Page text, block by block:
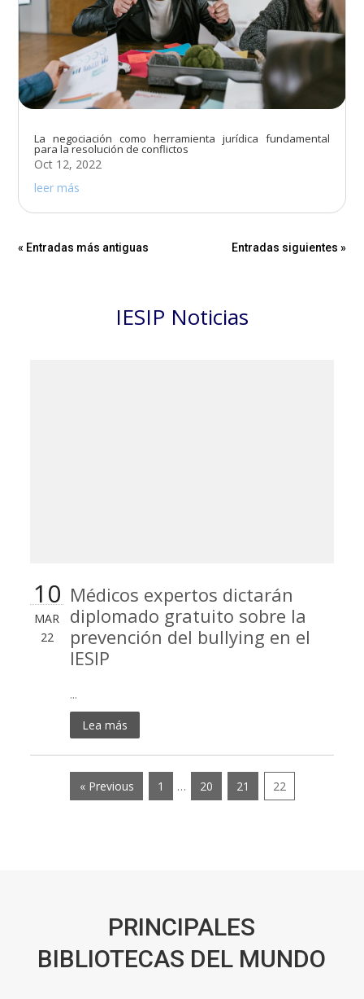
La negociación como herramienta jurídica fundamental
para la resolución de conflictos
Oct 12, 2022
leer más
« Entradas más antiguas Entradas siguientes »
IESIP Noticias
10
MAR
22
Médicos expertos dictarán
diplomado gratuito sobre la
prevención del bullying en el
IESIP
...
Lea más
« Previous 1 … 20 21 22
PRINCIPALES
BIBLIOTECAS DEL MUNDO